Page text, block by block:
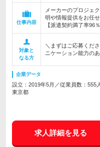
仕事内容
メーカーのプロジェ
明や情報提供をお任
【派遣契約満了率96％
対象と
なる方
＼まずはご応募くだ
ニケーション能力の
企業データ
設立：2019年5月／従業員数：555
東京都
求人詳細を見る